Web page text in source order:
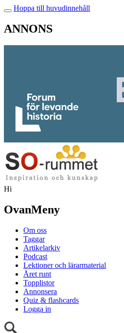
Hoppa till huvudinnehåll
ANNONS
Hi
OvanMeny
Om oss
Taggar
Artikelarkiv
Podcast
Lektioner och lärarmaterial
Året runt
Topplistor
Annonsera
Quiz & flashcards
Logga in